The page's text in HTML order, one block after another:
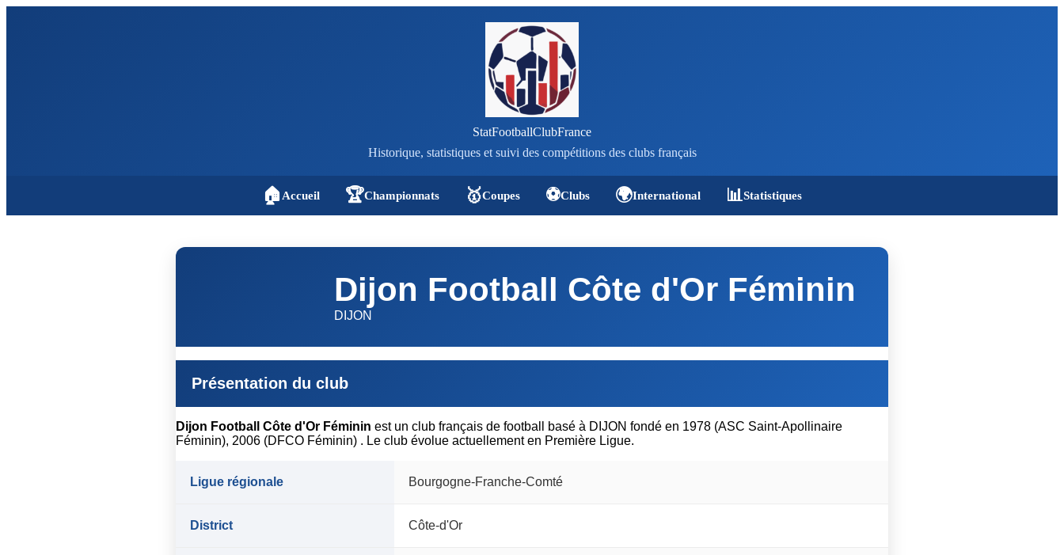
StatFootballClubFrance
Historique, statistiques et suivi des compétitions des clubs français
🏠 Accueil 🏆Championnats 🥇Coupes ⚽Clubs 🌍International 📊Statistiques
Dijon Football Côte d'Or Féminin
DIJON
Présentation du club
Dijon Football Côte d'Or Féminin est un club français de football basé à DIJON fondé en 1978 (ASC Saint-Apollinaire
Féminin), 2006 (DFCO Féminin) . Le club évolue actuellement en Première Ligue.
Ligue régionale Bourgogne-Franche-Comté
District Côte-d'Or